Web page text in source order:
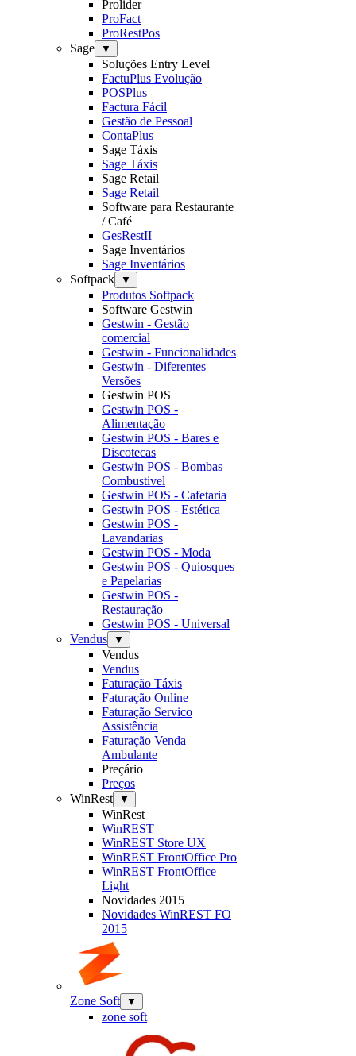
Prolider
ProFact
ProRestPos
Sage
▼
Soluções Entry Level
FactuPlus Evolução
POSPlus
Factura Fácil
Gestão de Pessoal
ContaPlus
Sage Táxis
Sage Táxis
Sage Retail
Sage Retail
Software para Restaurante
/ Café
GesRestII
Sage Inventários
Sage Inventários
Softpack
▼
Produtos Softpack
Software Gestwin
Gestwin - Gestão
comercial
Gestwin - Funcionalidades
Gestwin - Diferentes
Versões
Gestwin POS
Gestwin POS -
Alimentação
Gestwin POS - Bares e
Discotecas
Gestwin POS - Bombas
Combustivel
Gestwin POS - Cafetaria
Gestwin POS - Estética
Gestwin POS -
Lavandarias
Gestwin POS - Moda
Gestwin POS - Quiosques
e Papelarias
Gestwin POS -
Restauração
Gestwin POS - Universal
Vendus
▼
Vendus
Vendus
Faturação Táxis
Faturação Online
Faturação Servico
Assistência
Faturação Venda
Ambulante
Preçário
Preços
WinRest
▼
WinRest
WinREST
WinREST Store UX
WinREST FrontOffice Pro
WinREST FrontOffice
Light
Novidades 2015
Novidades WinREST FO
2015
Zone Soft ▼
zone soft